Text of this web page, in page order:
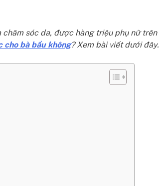
sóc da, được hàng triệu phụ nữ trên
cho bà bầu không? Xem bài viết dưới đây.